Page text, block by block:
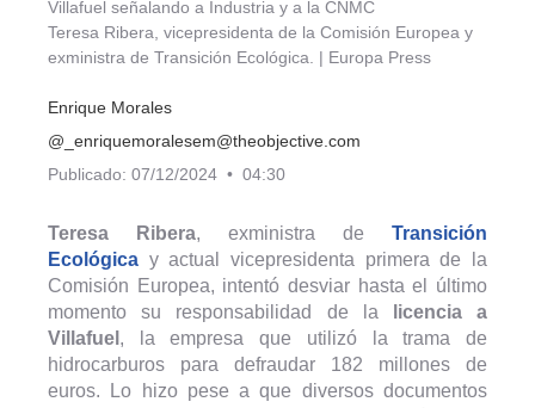
Teresa Ribera, vicepresidenta de la Comisión Europea y
exministra de Transición Ecológica. | Europa Press
Enrique Morales
@_enriquemoralesem@theobjective.com
Publicado: 07/12/2024 • 04:30
Teresa Ribera, exministra de Transición
Ecológica y actual vicepresidenta primera de la
Comisión Europea, intentó desviar hasta el último
momento su responsabilidad de la
licencia a
Villafuel , la empresa que utilizó la trama de
hidrocarburos para defraudar 182 millones de
euros. Lo hizo pese a que diversos documentos